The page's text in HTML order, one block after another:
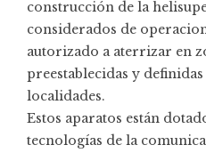
construcción de la
considerados de
autorizado a aterrizar en
preestablecidas y definidas
localidades.
Estos aparatos están
tecnologías de la